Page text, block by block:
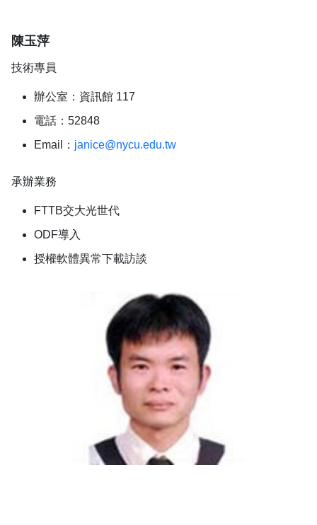
陳玉萍
技術專員
辦公室：資訊館 117
電話：52848
Email： janice@nycu.edu.tw
承辦業務
FTTB交大光世代
ODF導入
授權軟體異常下載訪談